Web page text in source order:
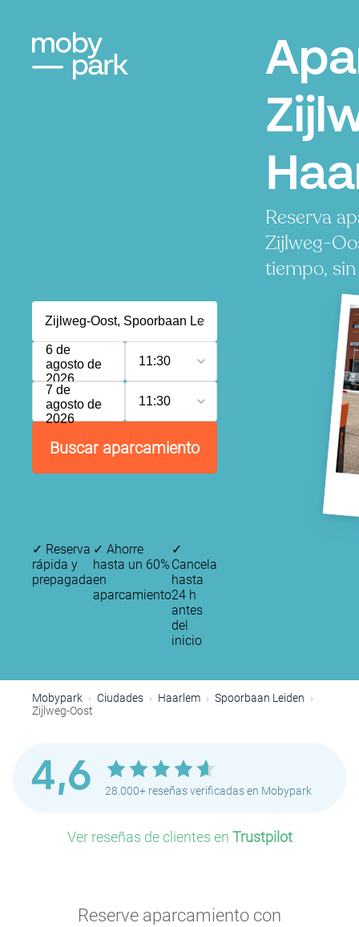
Reserva
Zijlweg-
tiempo,
6 de
agosto de
2026
11:30
7 de
agosto de
2026
11:30
Buscar aparcamiento
✓ Reserva
rápida y
prepagada
✓ Ahorre
hasta un 60%
en
aparcamiento
✓
Cancela
hasta
24 h
antes
del
inicio
Mobypark Ciudades Haarlem
Spoorbaan Leiden
Zijlweg-Oost
4,6 28.000+ reseñas verificadas en Mobypark
Ver reseñas de clientes en Trustpilot
Reserve aparcamiento con